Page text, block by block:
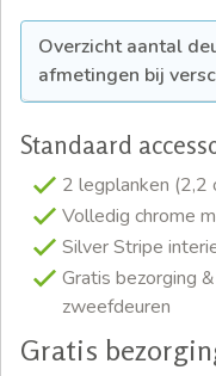
Overzicht aantal
afmetingen bij
Standaard
2 legplanken (2,2
Volledig chrome
Silver Stripe
Gratis bezorging
zweefdeuren
Gratis